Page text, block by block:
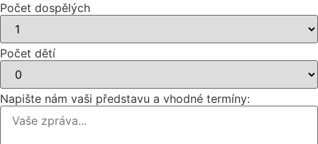
Počet dospělých
Počet dětí
Napište nám vaši představu a vhodné termíny: